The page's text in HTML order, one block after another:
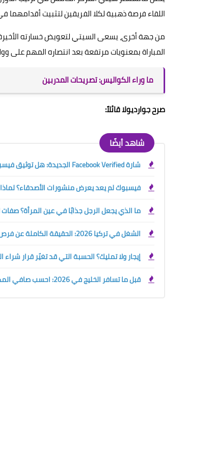
اللقاء فرصة ذهبية لكلا الفريقين لتثبيت أقدامهما
المباراة بمعنويات مرتفعة بعد انتصاره المهم على
ما وراء الكواليس: تصريحات المدربين
صرح جوارديولا قائلاً:
شاهد أيضًا
شارة Facebook Verified الجديدة: هل توثيق فيسبوك أصبح مجانيًا؟ الفرق بينها وبين العلامة الزرقاء
فيسبوك لم يعد يعرض منشورات الأصدقاء؟ لماذا
ما الذي يجعل الرجل جذابًا في عين المرأة؟ صفات
الشغل في تركيا 2026: الحقيقة الكاملة عن فرص العمل والرواتب وحقوق الأجانب قبل السفر
إيجار ولا تمليك؟ الحسبة التي قد تغيّر قرار
قبل ما تسافر الخليج في 2026: احسب صافي المكسب الحقيقي بين السعودية والإمارات والكويت